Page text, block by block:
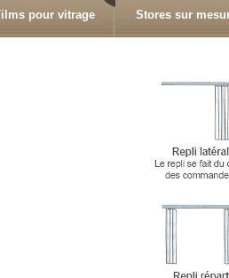
pour vitrage Stores sur